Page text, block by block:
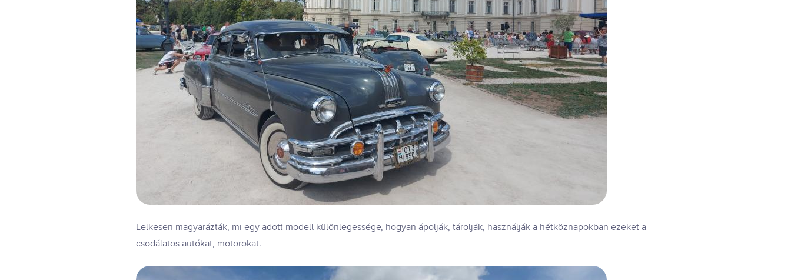
Lelkesen magyarázták, mi egy adott modell különlegessége, hogyan ápolják, tárolják, használják a hétköznapokban ezeket a
csodálatos autókat, motorokat.